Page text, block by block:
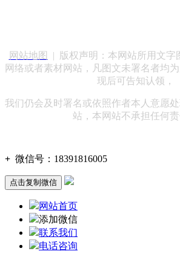
网站地图
| 版权声明：本网站所用文字
网络或者素材网站，凡图文未署名者均
现后可告知认领，
我们仍会及时署名或依照作者本人意愿
站，本网站不承担任何责
+ 微信号： 18391816005
点击复制微信
网站首页
添加微信
联系我们
电话咨询